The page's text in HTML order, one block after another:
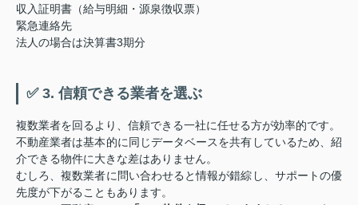
収入証明書（給与明細・源泉徴収票）
緊急連絡先
法人の場合は決算書3期分
✅ 3. 信頼できる業者を選ぶ
複数業者を回るより、信頼できる一社に任せる方が効率的です。
不動産業者は基本的に同じデータベースを共有しているため、紹
介できる物件に大きな差はありません。
むしろ、複数業者に問い合わせると情報が錯綜し、サポートの優
先度が下がることもあります。